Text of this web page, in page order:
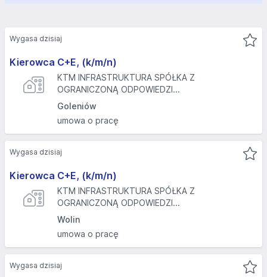
Kierowca C+E, (k/m/n)
KTM INFRASTRUKTURA SPÓŁKA Z
OGRANICZONĄ ODPOWIEDZI...
Goleniów
umowa o pracę
Wygasa dzisiaj
Kierowca C+E, (k/m/n)
KTM INFRASTRUKTURA SPÓŁKA Z
OGRANICZONĄ ODPOWIEDZI...
Wolin
umowa o pracę
Wygasa dzisiaj
Wygasa dzisiaj